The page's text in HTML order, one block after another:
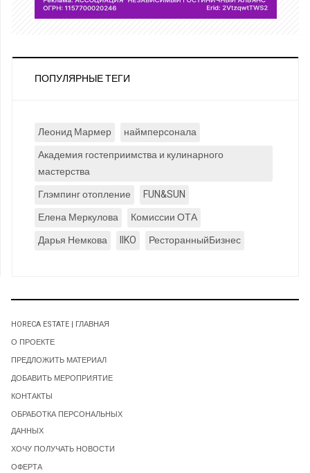
ПОПУЛЯРНЫЕ ТЕГИ
Леонид Мармер
наймперсонала
Академия гостеприимства и кулинарного
мастерства
Глэмпинг отопление
FUN&SUN
Елена Меркулова
Комиссии ОТА
Дарья Немкова
IIKO РесторанныйБизнес
HORECA ESTATE | ГЛАВНАЯ
О ПРОЕКТЕ
ПРЕДЛОЖИТЬ МАТЕРИАЛ
ДОБАВИТЬ МЕРОПРИЯТИЕ
КОНТАКТЫ
ОБРАБОТКА ПЕРСОНАЛЬНЫХ
ДАННЫХ
ХОЧУ ПОЛУЧАТЬ НОВОСТИ
ОФЕРТА